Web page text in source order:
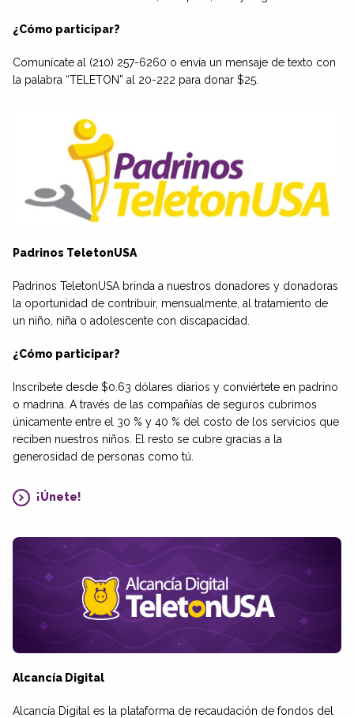
¿Cómo participar?
Comunícate al (210) 257-6260 o envía un mensaje de texto con
la palabra “TELETON” al 20-222 para donar $25.
Padrinos TeletonUSA
Padrinos TeletonUSA brinda a nuestros donadores y donadoras
la oportunidad de contribuir, mensualmente, al tratamiento de
un niño, niña o adolescente con discapacidad.
¿Cómo participar?
Inscríbete desde $0.63 dólares diarios y conviértete en padrino
o madrina. A través de las compañías de seguros cubrimos
únicamente entre el 30 % y 40 % del costo de los servicios que
reciben nuestros niños. El resto se cubre gracias a la
generosidad de personas como tú.
¡Únete!
Alcancía Digital
Alcancía Digital es la plataforma de recaudación de fondos del